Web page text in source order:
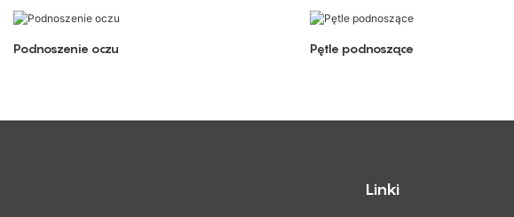
Podnoszenie oczu Pętle podnoszące
Linki